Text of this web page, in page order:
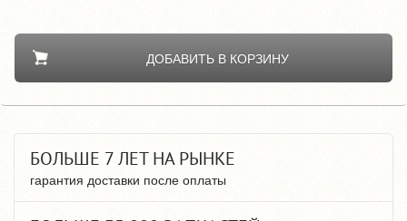
ДОБАВИТЬ В КОРЗИНУ
БОЛЬШЕ 7 ЛЕТ НА РЫНКЕ
гарантия доставки после оплаты